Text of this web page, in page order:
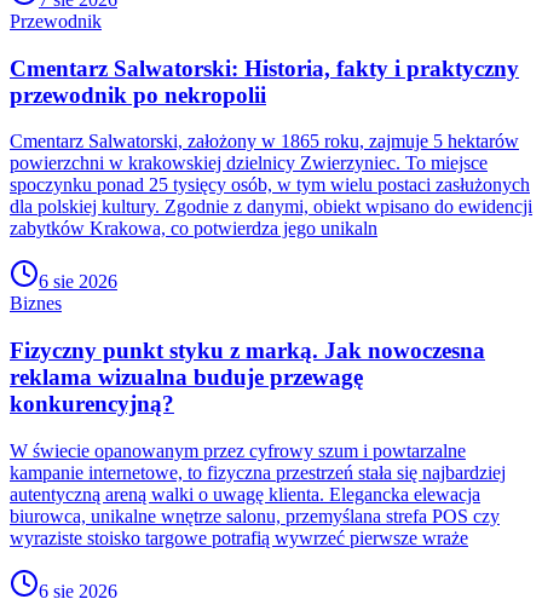
Przewodnik
Cmentarz Salwatorski: Historia, fakty i praktyczny
przewodnik po nekropolii
Cmentarz Salwatorski, założony w 1865 roku, zajmuje 5 hektarów
powierzchni w krakowskiej dzielnicy Zwierzyniec. To miejsce
spoczynku ponad 25 tysięcy osób, w tym wielu postaci zasłużonych
dla polskiej kultury. Zgodnie z danymi, obiekt wpisano do ewidencji
zabytków Krakowa, co potwierdza jego unikaln
6 sie 2026
Biznes
Fizyczny punkt styku z marką. Jak nowoczesna
reklama wizualna buduje przewagę
konkurencyjną?
W świecie opanowanym przez cyfrowy szum i powtarzalne
kampanie internetowe, to fizyczna przestrzeń stała się najbardziej
autentyczną areną walki o uwagę klienta. Elegancka elewacja
biurowca, unikalne wnętrze salonu, przemyślana strefa POS czy
wyraziste stoisko targowe potrafią wywrzeć pierwsze wraże
6 sie 2026